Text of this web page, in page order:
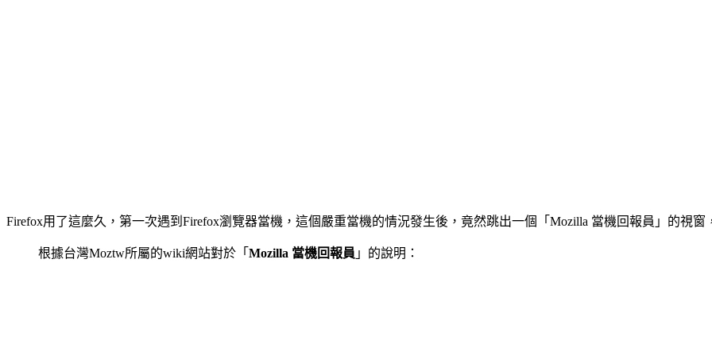
Firefox用了這麼久，第一次遇到Firefox瀏覽器當機，這個嚴重當機的情況發生後，竟然跳出一個「Mozilla 當機回報員」的視窗
根據台灣Moztw所屬的wiki網站對於「 Mozilla 當機回報員 」的說明：